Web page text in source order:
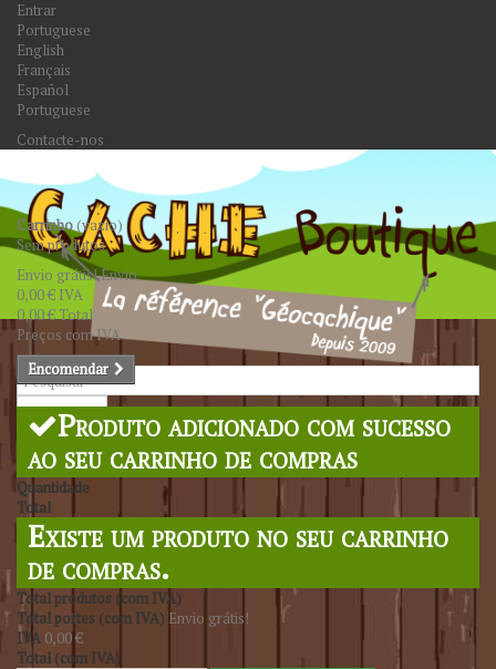
Entrar
Portuguese
English
Français
Español
Portuguese
Contacte-nos
Pesquisar
Carrinho(vazio)
Sem produtos
Envio grátis!Envio
0,00 € IVA
0,00 €Total
Preços com IVA
Encomendar
Produto adicionado com sucesso
ao seu carrinho de compras
Quantidade
Total
Existe um produto no seu carrinho
de compras.
Total produtos (com IVA)
Total portes (com IVA) Envio grátis!
IVA 0,00 €
Total (com IVA)